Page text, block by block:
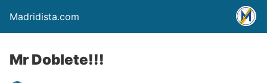
Madridista.com
Mr Doblete!!!